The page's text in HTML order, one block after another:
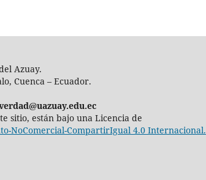
Azuay.
Cuenca – Ecuador.
sitio, están bajo una Licencia de
NoComercial-CompartirIgual 4.0 Internacional.